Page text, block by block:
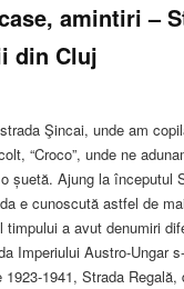
amintiri –
din Cluj
Şincai, unde am
“Croco”, unde ne
șuetă. Ajung la începutul
e cunoscută astfel de
timpului a avut denumiri
Imperiului Austro-Ungar
1941, Strada Regală,